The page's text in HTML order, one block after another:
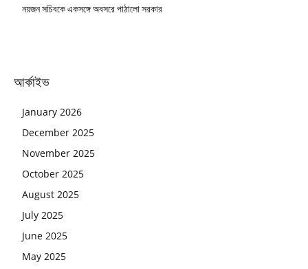
নয়জন সচিবকে একসঙ্গে অবসরে পাঠালো সরকার
আর্কাইভ
January 2026
December 2025
November 2025
October 2025
August 2025
July 2025
June 2025
May 2025